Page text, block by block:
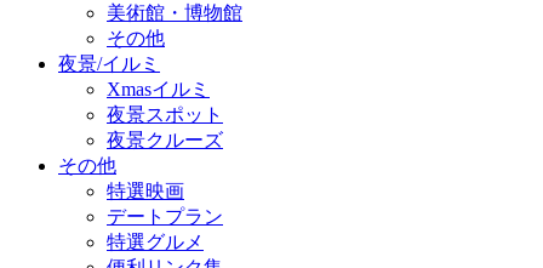
美術館・博物館
その他
夜景/イルミ
Xmasイルミ
夜景スポット
夜景クルーズ
その他
特選映画
デートプラン
特選グルメ